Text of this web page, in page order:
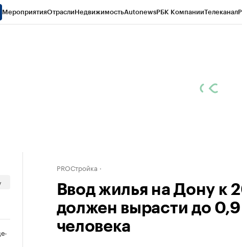
МероприятияОтраслиНедвижимостьAutonewsРБК КомпанииТелеканал
PROСтройка
Ввод жилья на Дону к
должен вырасти до 0,9
человека